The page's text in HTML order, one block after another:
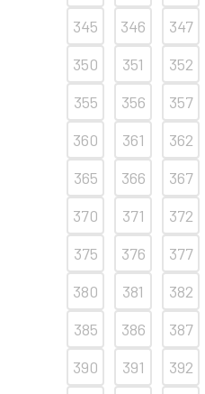
345
346 347
350
351 352
355
356 357
360
361 362
365
366 367
370
371 372
375
376 377
380
381 382
385
386 387
390
391 392